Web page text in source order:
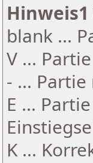
Hinweis1
blank ...
V ...
- ...
E ...
K ...